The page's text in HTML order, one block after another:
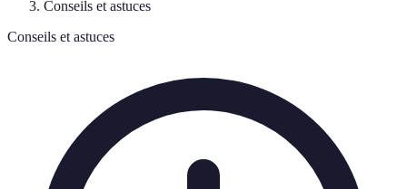
Conseils et astuces
Conseils et astuces